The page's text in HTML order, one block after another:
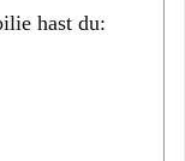
hast du: